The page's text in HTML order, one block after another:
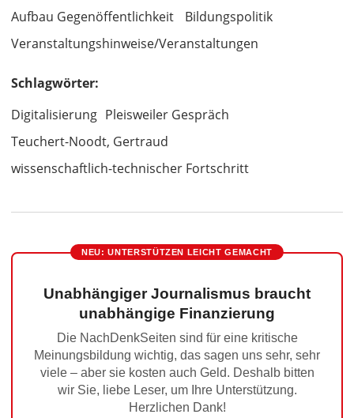
Aufbau Gegenöffentlichkeit
Bildungspolitik
Veranstaltungshinweise/Veranstaltungen
Schlagwörter:
Digitalisierung Pleisweiler Gespräch
Teuchert-Noodt, Gertraud
wissenschaftlich-technischer Fortschritt
NEU: UNTERSTÜTZEN LEICHT GEMACHT
Unabhängiger Journalismus braucht
unabhängige Finanzierung
Die NachDenkSeiten sind für eine kritische
Meinungsbildung wichtig, das sagen uns sehr, sehr
viele – aber sie kosten auch Geld. Deshalb bitten
wir Sie, liebe Leser, um Ihre Unterstützung.
Herzlichen Dank!